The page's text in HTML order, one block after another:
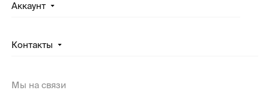
Аккаунт
Контакты
Мы на связи